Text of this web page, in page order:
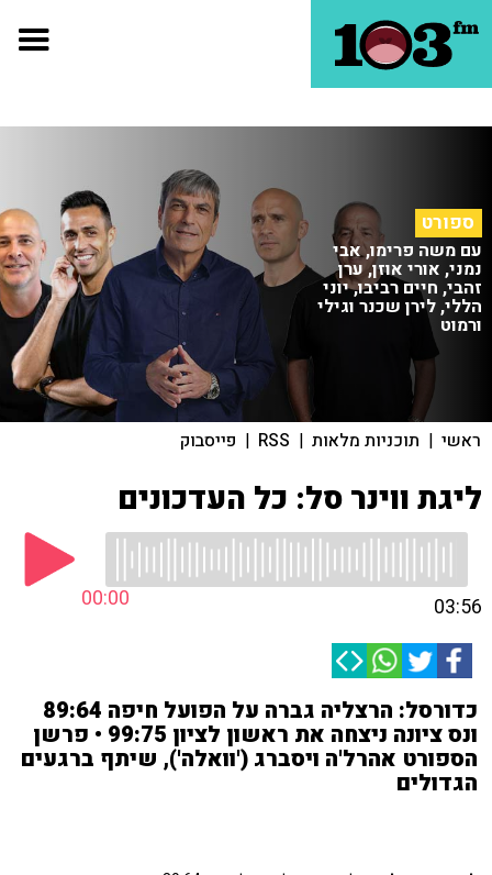
ספורט
עם משה פרימו, אבי
נמני, אורי אוזן, ערן
זהבי, חיים רביבו, יוני
הללי, לירן שכנר וגילי
ורמוט
ראשי | תוכניות מלאות |
RSS
| פייסבוק
ליגת ווינר סל: כל העדכונים
00:00 03:56
כדורסל: הרצליה גברה על הפועל חיפה 89:64
ונס ציונה ניצחה את ראשון לציון 99:75 • פרשן
הספורט אהרל'ה ויסברג ('וואלה'), שיתף ברגעים
הגדולים